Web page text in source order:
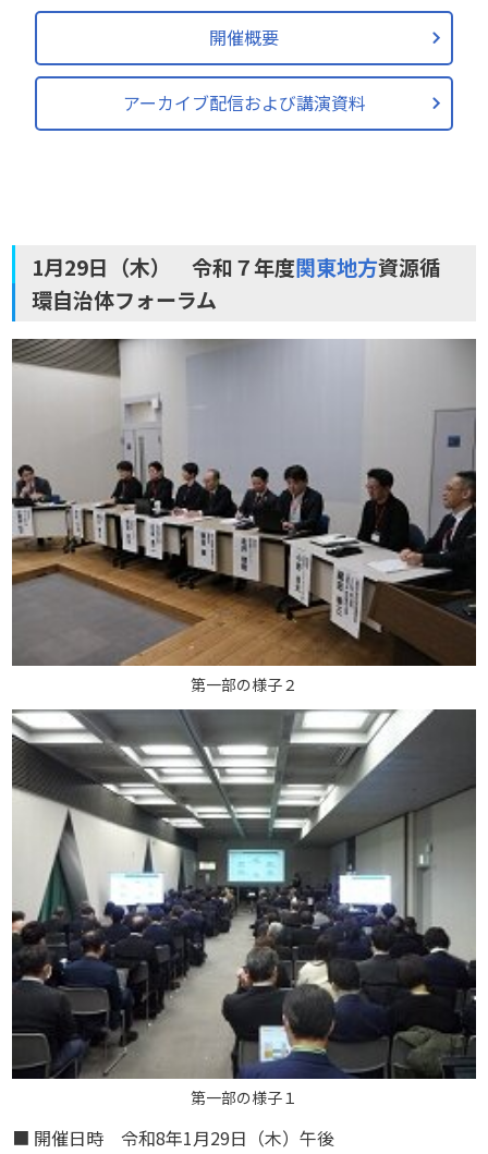
開催概要
アーカイブ配信および講演資料
1月29日（木） 令和７年度関東地方資源循
環自治体フォーラム
第一部の様子２
第一部の様子１
■ 開催日時 令和8年1月29日（木）午後